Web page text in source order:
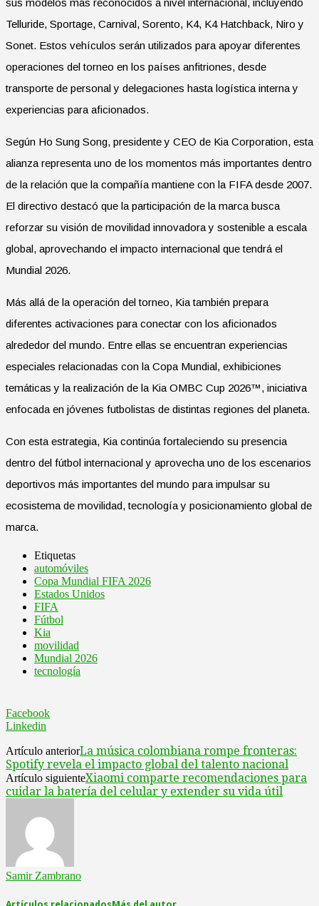
Telluride, Sportage, Carnival, Sorento, K4, K4 Hatchback, Niro y
Sonet. Estos vehículos serán utilizados para apoyar diferentes
operaciones del torneo en los países anfitriones, desde
transporte de personal y delegaciones hasta logística interna y
experiencias para aficionados.
Según Ho Sung Song, presidente y CEO de Kia Corporation, esta
alianza representa uno de los momentos más importantes dentro
de la relación que la compañía mantiene con la FIFA desde 2007.
El directivo destacó que la participación de la marca busca
reforzar su visión de movilidad innovadora y sostenible a escala
global, aprovechando el impacto internacional que tendrá el
Mundial 2026.
Más allá de la operación del torneo, Kia también prepara
diferentes activaciones para conectar con los aficionados
alrededor del mundo. Entre ellas se encuentran experiencias
especiales relacionadas con la Copa Mundial, exhibiciones
temáticas y la realización de la Kia OMBC Cup 2026™, iniciativa
enfocada en jóvenes futbolistas de distintas regiones del planeta.
Con esta estrategia, Kia continúa fortaleciendo su presencia
dentro del fútbol internacional y aprovecha uno de los escenarios
deportivos más importantes del mundo para impulsar su
ecosistema de movilidad, tecnología y posicionamiento global de
marca.
Etiquetas
automóviles
Copa Mundial FIFA 2026
Estados Unidos
FIFA
Fútbol
Kia
movilidad
Mundial 2026
tecnología
Facebook
Linkedin
Artículo anteriorLa música colombiana rompe fronteras:
Spotify revela el impacto global del talento nacional
Artículo siguienteXiaomi comparte recomendaciones para
cuidar la batería del celular y extender su vida útil
Samir Zambrano